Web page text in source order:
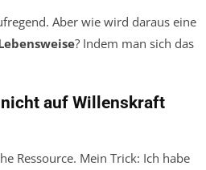
Aber wie wird daraus eine
? Indem man sich das
auf Willenskraft
Ressource. Mein Trick: Ich habe